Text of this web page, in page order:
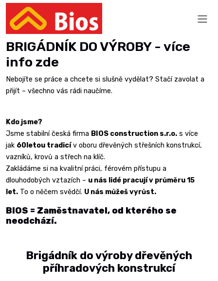
BRIGÁDNÍK DO VÝROBY - více
info zde
Nebojíte se práce a chcete si slušně vydělat? Stačí zavolat a
přijít – všechno vás rádi naučíme.
Kdo jsme?
Jsme stabilní česká firma BIOS construction s.r.o. s více
jak 60letou tradicí v oboru dřevěných střešních konstrukcí,
vazníků, krovů a střech na klíč.
Zakládáme si na kvalitní práci, férovém přístupu a
dlouhodobých vztazích – u nás lidé pracují v průměru 15
let. To o něčem svědčí. U nás můžeš vyrůst.
BIOS = Zaměstnavatel, od kterého se
neodchází.
Brigádník do výroby dřevěných
příhradových konstrukcí